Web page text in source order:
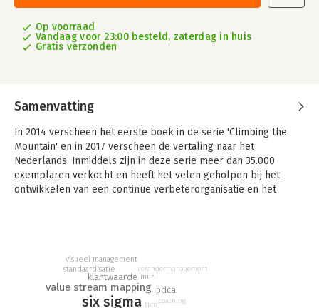
Op voorraad
Vandaag voor 23:00 besteld, zaterdag in huis
Gratis verzonden
Samenvatting
In 2014 verscheen het eerste boek in de serie 'Climbing the
Mountain' en in 2017 verscheen de vertaling naar het
Nederlands. Inmiddels zijn in deze serie meer dan 35.000
exemplaren verkocht en heeft het velen geholpen bij het
ontwikkelen van een continue verbeterorganisatie en het
Black Belts hebben een belangrijke rol in het
transformatieproces, het toepassen van de technieken en in
het coachen van anderen. Black Belts werken aan het
verbeteren van processen en zijn verantwoordelijk voor het
six sigma
value stream mapping
klantwaarde
pdca
coaching
standaardisatie
visueel management
muri
tpm
verandermanagement